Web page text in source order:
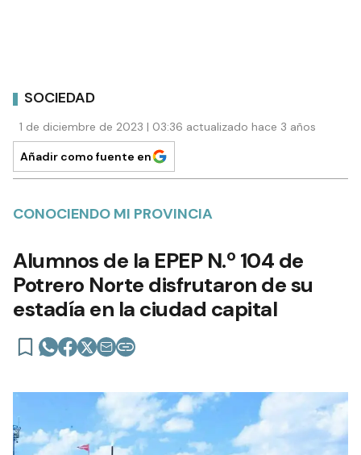
SOCIEDAD
1 de diciembre de 2023 | 03:36 actualizado hace 3 años
Añadir como fuente en
CONOCIENDO MI PROVINCIA
Alumnos de la EPEP N.º 104 de
Potrero Norte disfrutaron de su
estadía en la ciudad capital